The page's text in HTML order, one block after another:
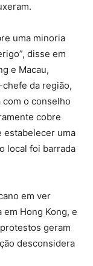
uma minoria
disse em
e Macau,
da região,
o conselho
cobre
estabelecer uma
local foi barrada
em ver
Hong Kong, e
geram
desconsidera